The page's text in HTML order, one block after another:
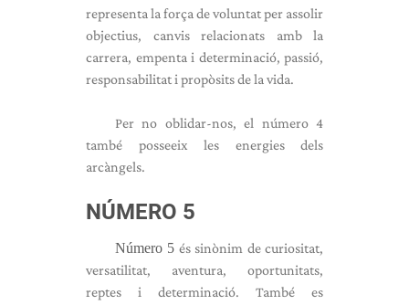
representa la força de voluntat per assolir
objectius, canvis relacionats amb la
carrera, empenta i determinació, passió,
responsabilitat i propòsits de la vida.
Per no oblidar-nos, el número 4
també posseeix les energies dels
arcàngels.
NÚMERO 5
Número 5 és sinònim de curiositat,
versatilitat, aventura, oportunitats,
reptes i determinació. També es